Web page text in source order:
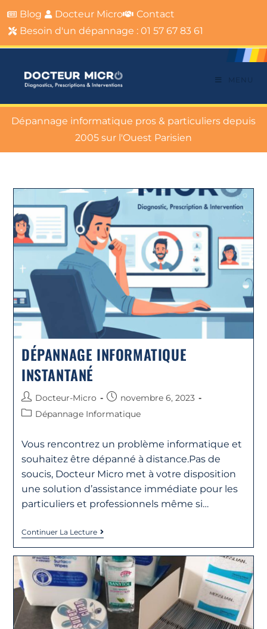
Blog Docteur Micro
Contact
Besoin d'un dépannage : 01 57 67 83 61
MENU
Dépannage informatique pros & particuliers depuis
2005 sur l'Ouest Parisien
DÉPANNAGE INFORMATIQUE
INSTANTANÉ
Docteur-Micro
novembre 6, 2023
Dépannage Informatique
Vous rencontrez un problème informatique et
souhaitez être dépanné à distance.Pas de
soucis, Docteur Micro met à votre disposition
une solution d’assistance immédiate pour les
particuliers et professionnels même si…
Continuer La Lecture